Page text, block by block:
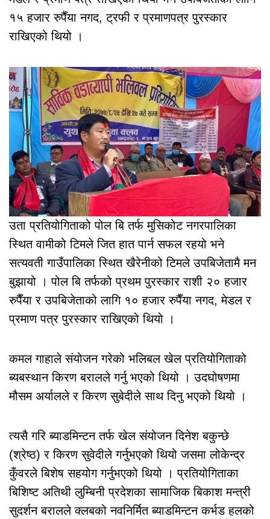
१५ हजार रुपैँया नगद, ट्रफी र प्रमाणपत्र पुरस्कार
राखिएको थियो ।
उता प्रतियोगिताको पोल बि तर्फ मुसिकोट नगरपालिका
स्थित वामीको टिमले जित हात पार्न सफल रहयो भने
सत्यवती गाउँपालिका स्थित खैरेनीको टिमले उपबिजेतामै मन
बुझायो । पोल बि तर्फको प्रथम पुरस्कार राशी २० हजार
रुपैँया र उपबिजेताको लागि १० हजार रुपैँया नगद, मेडल र
प्रमाण पत्र पुरस्कार राखिएको थियो ।
कमल गाहाले संयोजन गरेको भलिबल खेल प्रतियोगिताको
ब्यबस्थान किरण बरालले गर्नु भएको थियो । उदघोषणमा
मौसम अर्यालले र किरण सुबेदीले साथ दिनु भएको थियो ।
त्यसै गरि ब्याडमिन्टन तर्फ खेल संयोजन दिनेश बकुन्छे
(श्रेष्ठ) र किरण सुवेदीले गर्नुभएको थियो जसमा लोकेन्द्र
कुँवरले बिशेष सहयोग गर्नुभएको थियो । प्रतियोगिताका
बिशिष्ट अतिथी लुम्बिनी प्रदेशका सामाजिक बिकाश मन्त्री
सुदर्शन बरालले क्लबको नवनिर्मित ब्याडमिन्टन कर्भड हलको